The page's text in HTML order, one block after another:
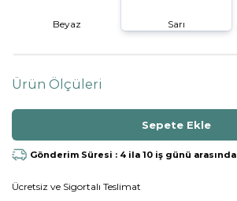
Beyaz Sarı
Ürün Ölçüleri
Gönderim Süresi : 4 ila 10 iş günü arasında
Ücretsiz ve Sigortalı Teslimat